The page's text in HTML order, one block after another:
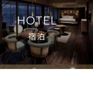
HOTEL
宿泊